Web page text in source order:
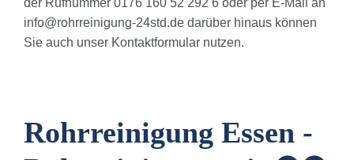
der Rufnummer 0176 160 52 292 6 oder per E-Mail an
info@rohrreinigung-24std.de darüber hinaus können
Sie auch unser Kontaktformular nutzen.
Rohrreinigung Essen -